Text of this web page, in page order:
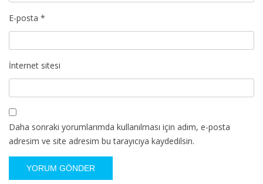
E-posta *
İnternet sitesi
Daha sonraki yorumlarımda kullanılması için adım, e-posta
adresim ve site adresim bu tarayıcıya kaydedilsin.